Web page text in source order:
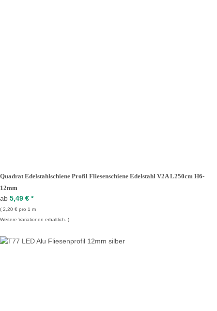
Quadrat Edelstahlschiene Profil Fliesenschiene Edelstahl V2A L250cm H6-
12mm
ab 5,49 € *
2,20 € pro 1 m
Weitere Variationen erhältlich.